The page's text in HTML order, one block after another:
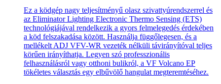
Ez a ködgép nagy teljesítményű olasz szivattyúrendszerrel és
az Eliminator Lighting Electronic Thermo Sensing (ETS)
technológiájával rendelkezik a gyors felmelegedés érdekében
a köd felszakadása között. Használja függőlegesen, és a
mellékelt ADJ VFV-WR vezeték nélküli távirányítóval teljes
körűen irányíthatja. Legyen szó professzionális
felhasználásról vagy otthoni bulikról, a VF Volcano EP
tökéletes választás egy elbűvölő hangulat megteremtéséhez.